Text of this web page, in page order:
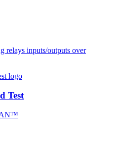
relays inputs/outputs over
Test